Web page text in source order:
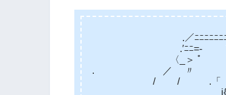
.／ﾆﾆﾆﾆﾆﾆﾆﾆﾆﾆ
.′ﾆﾆ=‐ ¨¨
〈_＞
. ／
/ / .「
i{ ヽ ヽi{